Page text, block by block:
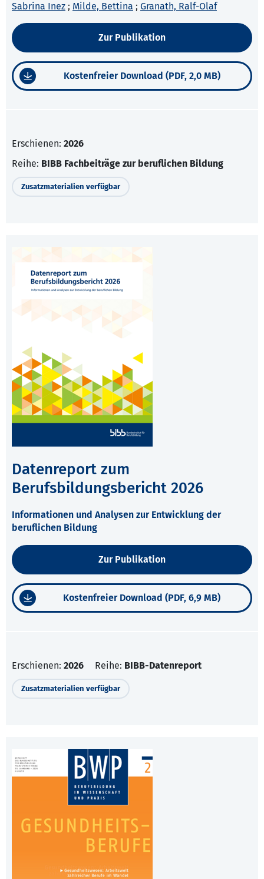
Sabrina Inez ; Milde, Bettina ; Granath, Ralf-Olaf
Zur Publikation
Kostenfreier Download (PDF, 2,0 MB)
Erschienen: 2026
Reihe: BIBB Fachbeiträge zur beruflichen Bildung
Zusatzmaterialien verfügbar
Datenreport zum
Berufsbildungsbericht 2026
Informationen und Analysen zur Entwicklung der
beruflichen Bildung
Zur Publikation
Kostenfreier Download (PDF, 6,9 MB)
Erschienen: 2026 Reihe: BIBB-Datenreport
Zusatzmaterialien verfügbar